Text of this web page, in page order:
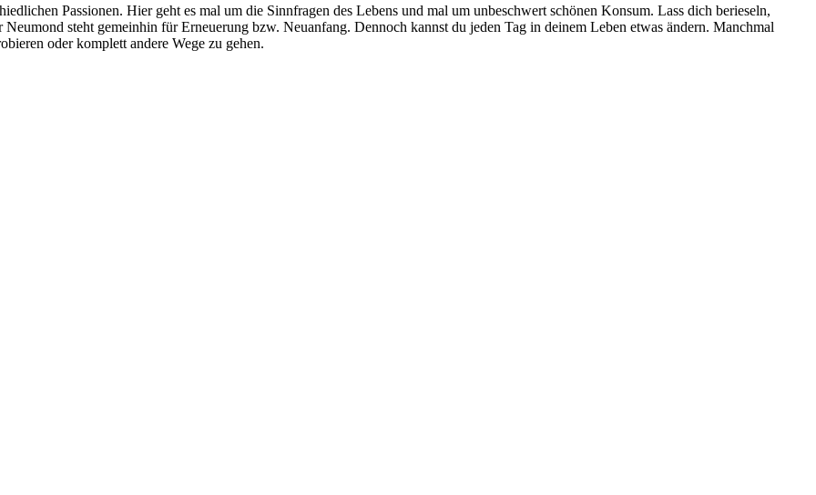
Passionen. Hier geht es mal um die Sinnfragen des Lebens und mal um unbeschwert schönen Konsum. Lass dich berieseln,
steht gemeinhin für Erneuerung bzw. Neuanfang. Dennoch kannst du jeden Tag in deinem Leben etwas ändern. Manchmal
oder komplett andere Wege zu gehen.